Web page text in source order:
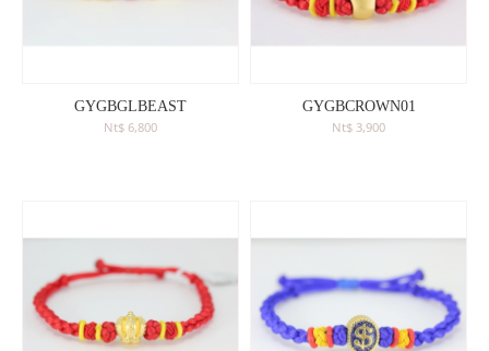
GYGBGLBEAST
Nt$ 6,800
GYGBCROWN01
Nt$ 3,900